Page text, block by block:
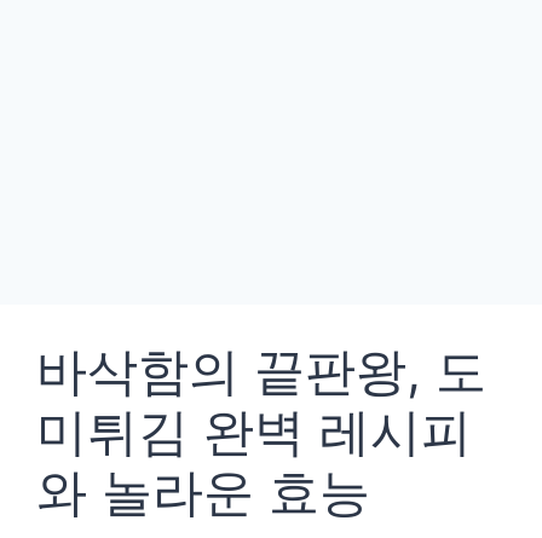
바삭함의 끝판왕, 도
미튀김 완벽 레시피
와 놀라운 효능